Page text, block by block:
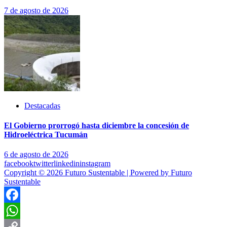
7 de agosto de 2026
Destacadas
El Gobierno prorrogó hasta diciembre la concesión de
Hidroeléctrica Tucumán
6 de agosto de 2026
facebooktwitterlinkedininstagram
Copyright © 2026 Futuro Sustentable | Powered by Futuro
Sustentable
Facebook